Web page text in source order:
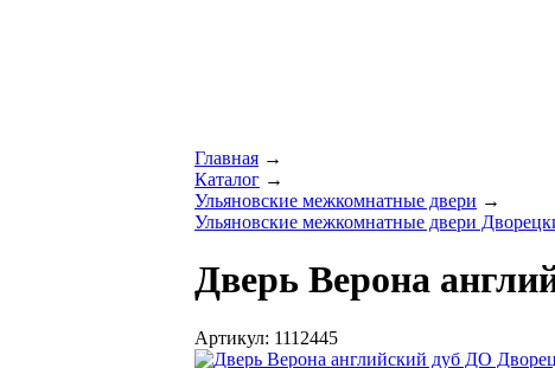
Главная →
Каталог →
Ульяновские межкомнатные двери →
Ульяновские межкомнатные двери
Дверь Верона
Артикул: 1112445